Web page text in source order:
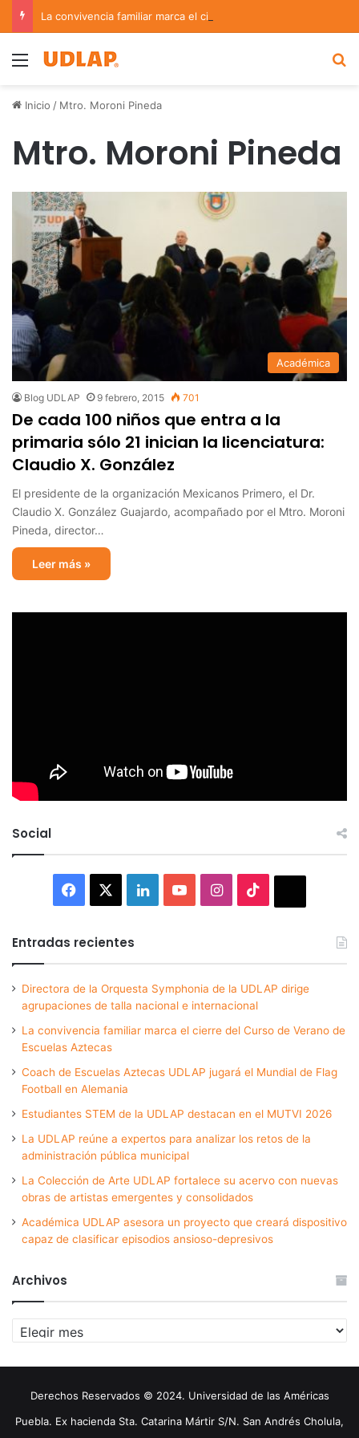
Menu
Inicio / Mtro. Moroni Pineda
Mtro. Moroni Pineda
Académica
Blog UDLAP 9 febrero, 2015 701
De cada 100 niños que entra a la
primaria sólo 21 inician la licenciatura:
Claudio X. González
El presidente de la organización Mexicanos Primero, el Dr.
Claudio X. González Guajardo, acompañado por el Mtro. Moroni
Pineda, director…
Leer más »
Social
Facebook LinkedInYouTubeInstagram
Entradas recientes
Directora de la Orquesta Symphonia de la UDLAP dirige
agrupaciones de talla nacional e internacional
La convivencia familiar marca el cierre del Curso de Verano de
Escuelas Aztecas
Coach de Escuelas Aztecas UDLAP jugará el Mundial de Flag
Football en Alemania
Estudiantes STEM de la UDLAP destacan en el MUTVI 2026
La UDLAP reúne a expertos para analizar los retos de la
administración pública municipal
La Colección de Arte UDLAP fortalece su acervo con nuevas
obras de artistas emergentes y consolidados
Académica UDLAP asesora un proyecto que creará dispositivo
capaz de clasificar episodios ansioso-depresivos
Archivos
Archivos
Derechos Reservados © 2024. Universidad de las Américas
Puebla. Ex hacienda Sta. Catarina Mártir S/N. San Andrés Cholula,